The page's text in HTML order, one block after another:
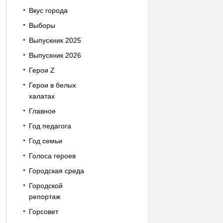
Вкус города
Выборы
Выпускник 2025
Выпускник 2026
Герои Z
Герои в белых
халатах
Главное
Год педагога
Год семьи
Голоса героев
Городская среда
Городской
репортаж
Горсовет